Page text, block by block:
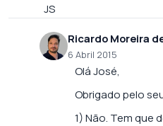
JS
Ricardo Moreira
6 Abril 2015
Olá José,
Obrigado pelo
1) Não. Tem que